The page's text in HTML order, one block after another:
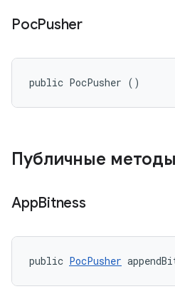
PocPusher
public PocPusher ()
Публичные методы
AppBitness
public PocPusher